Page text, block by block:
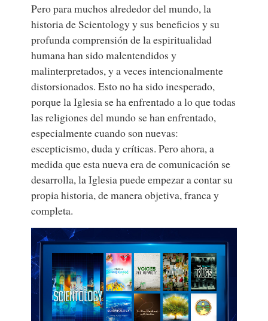
Pero para muchos alrededor del mundo, la
historia de Scientology y sus beneficios y su
profunda comprensión de la espiritualidad
humana han sido malentendidos y
malinterpretados, y a veces intencionalmente
distorsionados. Esto no ha sido inesperado,
porque la Iglesia se ha enfrentado a lo que todas
las religiones del mundo se han enfrentado,
especialmente cuando son nuevas:
escepticismo, duda y críticas. Pero ahora, a
medida que esta nueva era de comunicación se
desarrolla, la Iglesia puede empezar a contar su
propia historia, de manera objetiva, franca y
completa.